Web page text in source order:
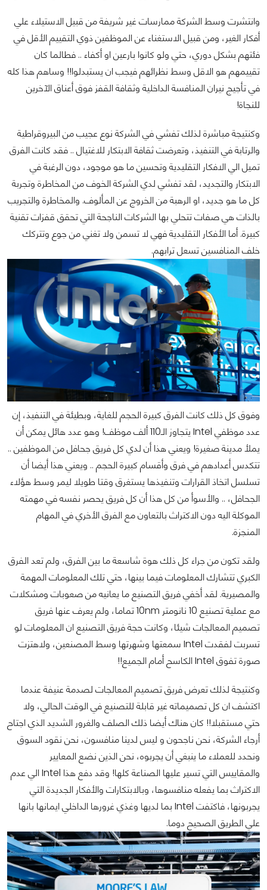
وانتشرت وسط الشركة ممارسات غير شريفة من قبيل الاستيلاء علي
أفكار الغير، ومن قبيل الاستغناء عن الموظفين ذوي التقييم الأقل في
فئتهم بشكل دوري، حتي ولو كانوا بارعين او أكفاء .. فطالما كان
تقييمهم هو الاقل وسط نظرائهم فيجب ان يستبدلوا!! وساهم هذا كله
في تأجيج نيران المنافسة الداخلية وثقافة القفز فوق أعناق الآخرين
للنجاة!
وكنتيجة مباشرة لذلك تفشي في الشركة نوع عجيب من البيروقراطية
والرتابة في التنفيذ، وتعرضت ثقافة الابتكار للاغتيال .. فقد كانت الفرق
تميل الي الافكار التقليدية وتحسين ما هو موجود، دون الرغبة في
الابتكار والتجديد، لقد تفشي لدي الشركة الخوف من المخاطرة وتجربة
كل ما هو جديد، او الرهبة من الخروج عن المألوف. والمخاطرة والتجريب
بالذات هي صفات تتحلي بها الشركات الناجحة التي تحقق قفزات تقنية
كبيرة. أما الأفكار التقليدية فهي لا تسمن ولا تغني من جوع وتتركك
خلف المنافسين تسعل ترابهم.
وفوق كل ذلك كانت الفرق كبيرة الحجم للغاية، وبطيئة في التنفيذ، إن
عدد موظفي Intel يتجاوز الـ110 ألف موظف! وهو عدد هائل يمكن أن
يملأ مدينة صغيرة! ويعني هذا أن لدي كل فريق جحافل من الموظفين ..
تتكدس أعدادهم في فرق وأقسام كبيرة الحجم .. ويعني هذا أيضا أن
تسلسل اتخاذ القرارات وتنفيذها يستغرق وقتا طويلا ليمر وسط هؤلاء
الجحافل، .. والأسوأ من كل هذا أن كل فريق يحصر نفسه في مهمته
الموكلة اليه دون الاكتراث بالتعاون مع الفرق الأخري في المهام
المنجزة.
ولقد تكون من جراء كل ذلك هوة شاسعة ما بين الفرق، ولم تعد الفرق
الكبري تتشارك المعلومات فيما بينها، حتي تلك المعلومات المهمة
والمصيرية. لقد أخفي فريق التصنيع ما يعانيه من صعوبات ومشكلات
مع عملية تصنيع 10 نانومتر 10nm تماما، ولم يعرف عنها فريق
تصميم المعالجات شيئا، وكانت حجة فريق التصنيع ان المعلومات لو
تسربت لفقدت Intel سمعتها وشهرتها وسط المصنعين، ولاهتزت
صورة تفوق Intel الكاسح أمام الجميع!!
وكنتيجة لذلك تعرض فريق تصميم المعالجات لصدمة عنيفة عندما
اكتشف ان كل تصميماته غير قابلة للتصنيع في الوقت الحالي، ولا
حتي مستقبلا!! كان هناك أيضا ذلك الصلف والغرور الشديد الذي اجتاح
أرجاء الشركة، نحن ناجحون و ليس لدينا منافسون، نحن نقود السوق
ونحدد للعملاء ما ينبغي أن يجربوه، نحن الذين نضع المعايير
والمقاييس التي تسير عليها الصناعة كلها! وقد دفع هذا Intel الي عدم
الاكتراث بما يفعله منافسوها، وبالابتكارات والأفكار الجديدة التي
يجربونها، فاكتفت Intel بما لديها وغذي غرورها الداخلي ايمانها بانها
علي الطريق الصحيح دوما.